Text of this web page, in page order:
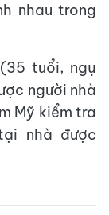
nhau trong
tuổi, ngụ
người nhà
Mỹ kiểm tra
nhà được